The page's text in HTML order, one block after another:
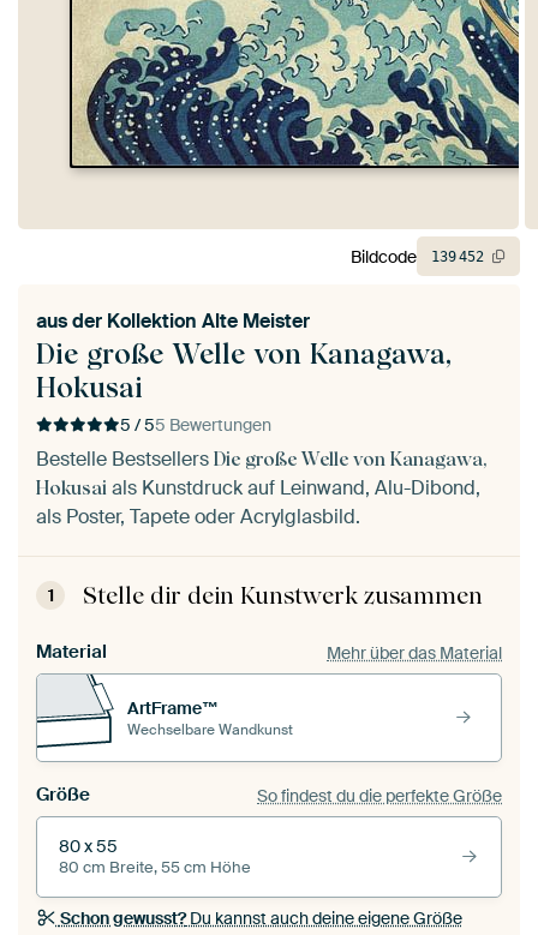
Die große Welle von Kanagawa,
Hokusai
aus der Kollektion Alte Meister
5 / 55 Bewertungen
Bestelle Bestsellers Die große Welle von Kanagawa,
Hokusai als Kunstdruck auf Leinwand, Alu-Dibond,
als Poster, Tapete oder Acrylglasbild.
1 Stelle dir dein Kunstwerk zusammen
Material Mehr über das Material
ArtFrame™
Wechselbare Wandkunst
Größe So findest du die perfekte Größe
80 x 55
80 cm Breite, 55 cm Höhe
Schon gewusst?Du kannst auch deine eigene Größe
Bildcode 139452